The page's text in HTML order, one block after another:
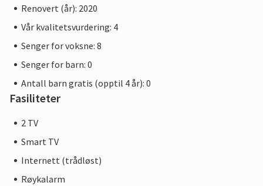
Renovert (år): 2020
Vår kvalitetsvurdering: 4
Senger for voksne: 8
Senger for barn: 0
Antall barn gratis (opptil 4 år): 0
Fasiliteter
2 TV
Smart TV
Internett (trådløst)
Røykalarm